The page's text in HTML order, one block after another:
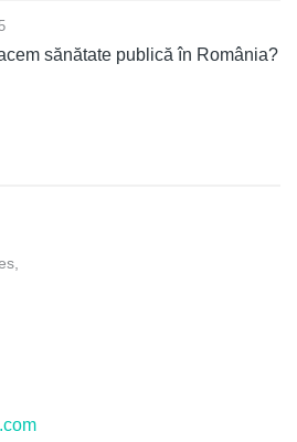
sănătate publică în România?